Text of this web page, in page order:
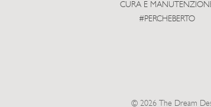
CURA E
#PERCHEBERTO
© 2026 The Dream